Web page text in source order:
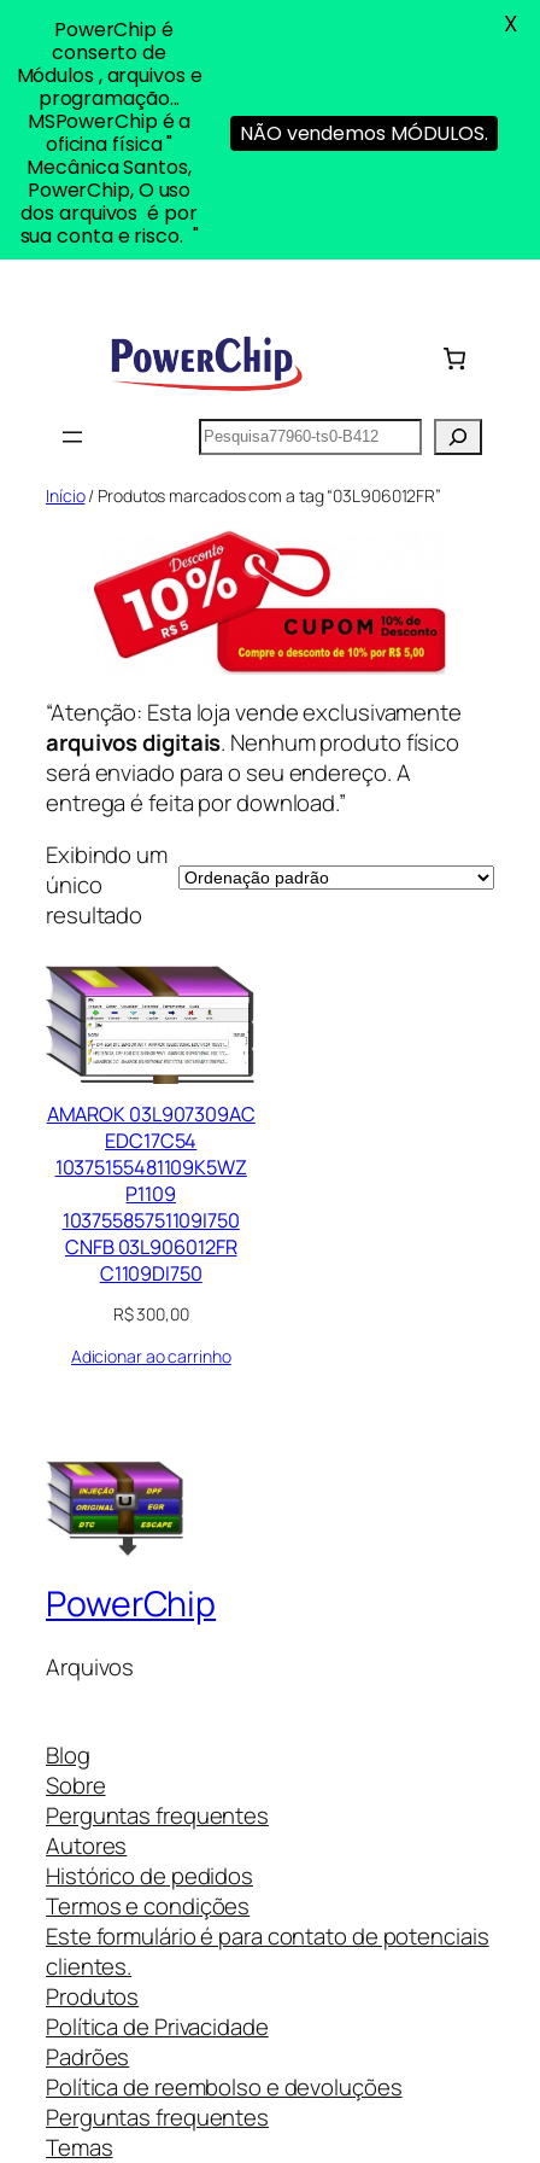
Pesquisar
Início/ Produtos marcados com a tag “03L906012FR”
“Atenção: Esta loja vende exclusivamente
arquivos digitais. Nenhum produto físico
será enviado para o seu endereço. A
entrega é feita por download.”
Exibindo um
único
resultado
AMAROK 03L907309AC
EDC17C54
10375155481109K5WZ
P1109
10375585751109I750
CNFB 03L906012FR
C1109DI750
R$300,00
Adicionar ao carrinho
PowerChip
Arquivos
Blog
Sobre
Perguntas frequentes
Autores
Histórico de pedidos
Termos e condições
Este formulário é para contato de potenciais
clientes.
Produtos
Política de Privacidade
Padrões
Política de reembolso e devoluções
Perguntas frequentes
Temas
PowerChip é
conserto de
Módulos , arquivos e
programação...
MSPowerChip é a
oficina física "
Mecânica Santos,
PowerChip, O uso
dos arquivos é por
sua conta e risco. "
NÃO vendemos MÓDULOS.
X